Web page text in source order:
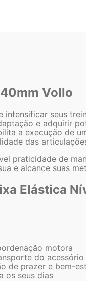
Vollo
intensificar seus
e adquirir
a execução de
das
praticidade de
e alcance suas
Elástica
motora
do acessório
de prazer e bem-
os seus dias